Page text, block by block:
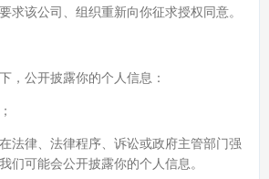
求该公司、组织重新向你征求授权同意。
，公开披露你的个人信息：
法律、法律程序、诉讼或政府主管部门强
们可能会公开披露你的个人信息。